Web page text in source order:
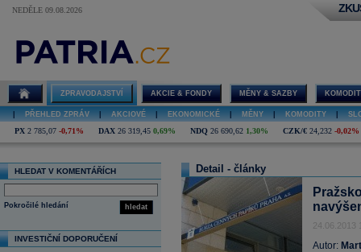
NEDĚLE 09.08.2026
ZPRAVODAJSTVÍ AKCIE & FONDY MĚNY & SAZBY
PŘEHLED ZPRÁV AKCIOVÉ EKONOMICKÉ MĚNY KOMODITY
PX 2 785,07 -0,71% DAX 26 319,45 0,69% NDQ 26 690,62 1,30% CZK/€ 24,232 -0,02%
HLEDAT V KOMENTÁŘÍCH
hledat
Pokročilé hledání
INVESTIČNÍ DOPORUČENÍ
Detail - články
24.06.2013
Autor: